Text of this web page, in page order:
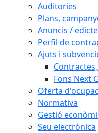
Auditories
Plans,
Anuncis /
Perfil de
Ajuts i
Fons Next
Oferta
Normativa
Gestió
Seu electrònica